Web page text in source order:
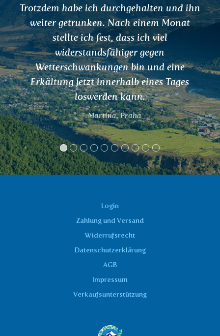
Vielen Dank.
Nikola
Login
Zahlung und Versand
Widerrufsrecht
Datenschutzerklärung
AGB
Impressum
Verkaufsunterstützung